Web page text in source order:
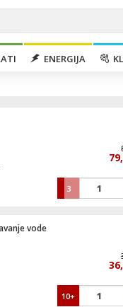
ENERGIJA
3
vode
10+
bežične, Bluetooth
pećnica, zapremina 77l, A